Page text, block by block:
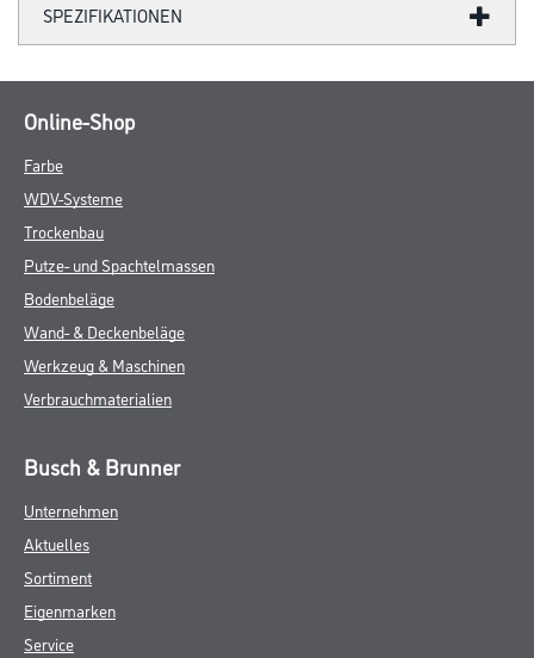
SPEZIFIKATIONEN
Online-Shop
Farbe
WDV-Systeme
Trockenbau
Putze- und Spachtelmassen
Bodenbeläge
Wand- & Deckenbeläge
Werkzeug & Maschinen
Verbrauchmaterialien
Busch & Brunner
Unternehmen
Aktuelles
Sortiment
Eigenmarken
Service